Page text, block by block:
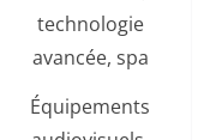
technologie
avancée, spa
Équipements